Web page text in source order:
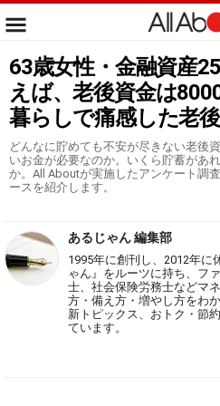
63歳女性・金融資産
えば、老後資金は
暮らしで痛感した老
どんなに貯めても不安が尽きない老後
いお金が必要なのか。いくら貯蓄があ
か。All Aboutが実施したアンケート調
ースを紹介します。
あるじゃん 編集部
1995年に創刊し、2012年に
ゃん』をルーツに持ち、フ
士、社会保険労務士などマ
方・備え方・増やし方をわ
新トピックス、おトク・節
ています。